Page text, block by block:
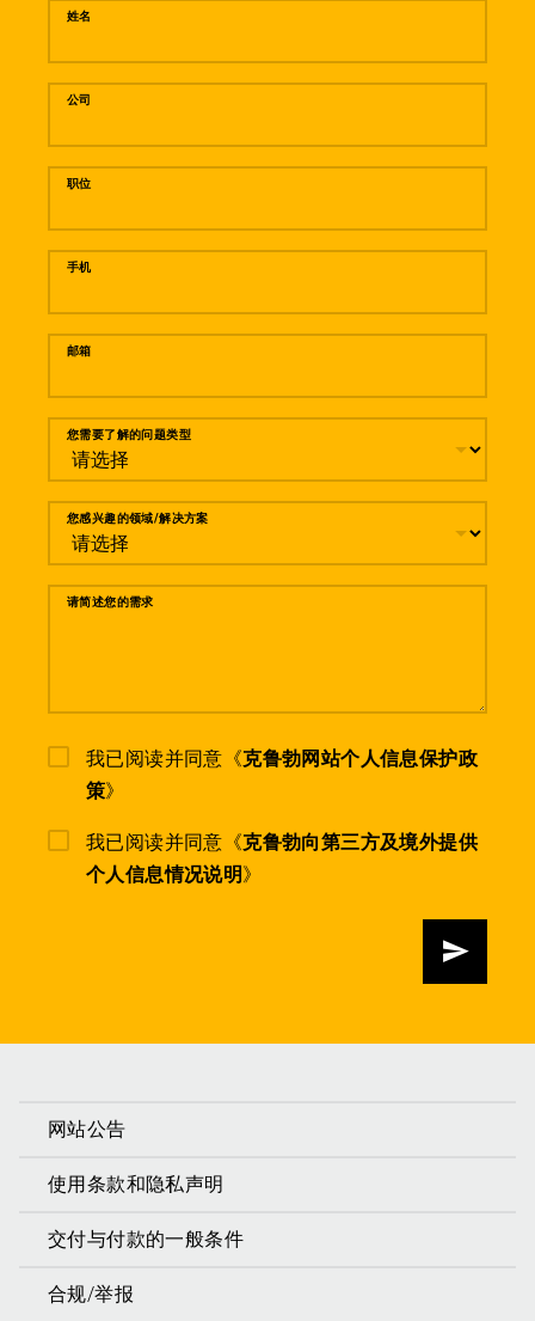
姓名
公司
职位
手机
邮箱
您需要了解的问题类型
您感兴趣的领域/解决方案
请简述您的需求
我已阅读并同意《克鲁勃网站个人信息保护政
策》
我已阅读并同意《克鲁勃向第三方及境外提供
个人信息情况说明》
发送
网站公告
使用条款和隐私声明
交付与付款的一般条件
合规/举报